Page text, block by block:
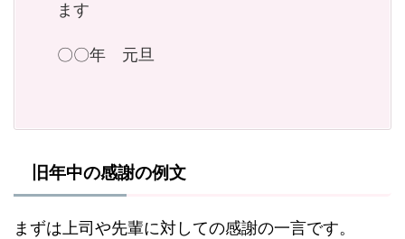
ます
〇〇年 元旦
旧年中の感謝の例文
まずは上司や先輩に対しての感謝の一言です。